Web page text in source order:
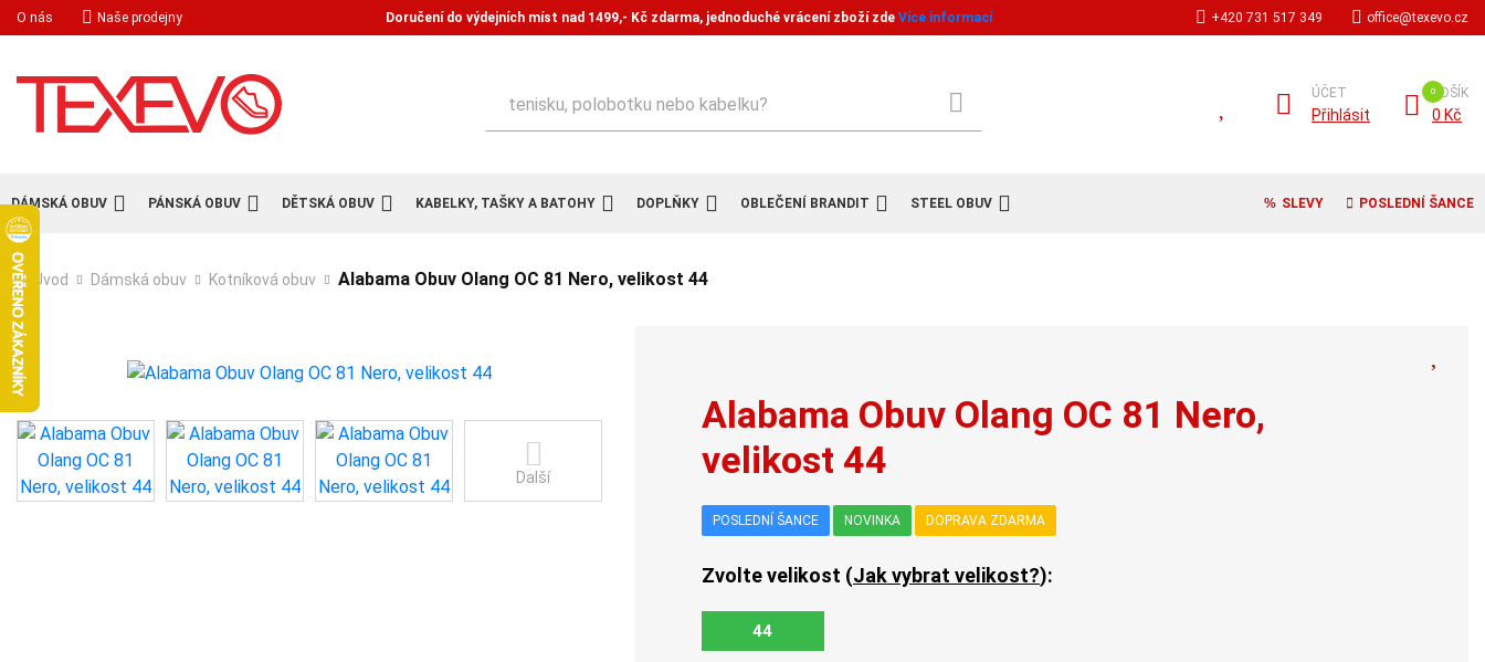
O nás Naše prodejny Doručení do výdejních míst nad 1499,- Kč zdarma, jednoduché vrácení zboží zde Více informací +420 731 517 349 office@texevo.cz
ÚČET
Přihlásit
KOŠÍK
0 Kč
DÁMSKÁ OBUV PÁNSKÁ OBUV DĚTSKÁ OBUV KABELKY, TAŠKY A BATOHY DOPLŇKY OBLEČENÍ BRANDIT STEEL OBUV SLEVY POSLEDNÍ ŠANCE
Úvod Dámská obuv Kotníková obuv Alabama Obuv Olang OC 81 Nero, velikost 44
Další
Alabama Obuv Olang OC 81 Nero,
velikost 44
POSLEDNÍ ŠANCE NOVINKA DOPRAVA ZDARMA
Zvolte velikost (Jak vybrat velikost?):
44